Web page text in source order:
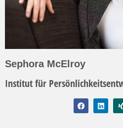
Sephora McElroy
Institut für